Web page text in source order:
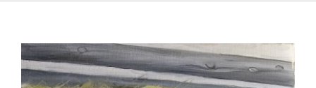
View
Larger